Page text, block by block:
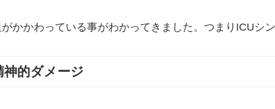
かかわっている事がわかってきました。つまりICUシン
的ダメージ